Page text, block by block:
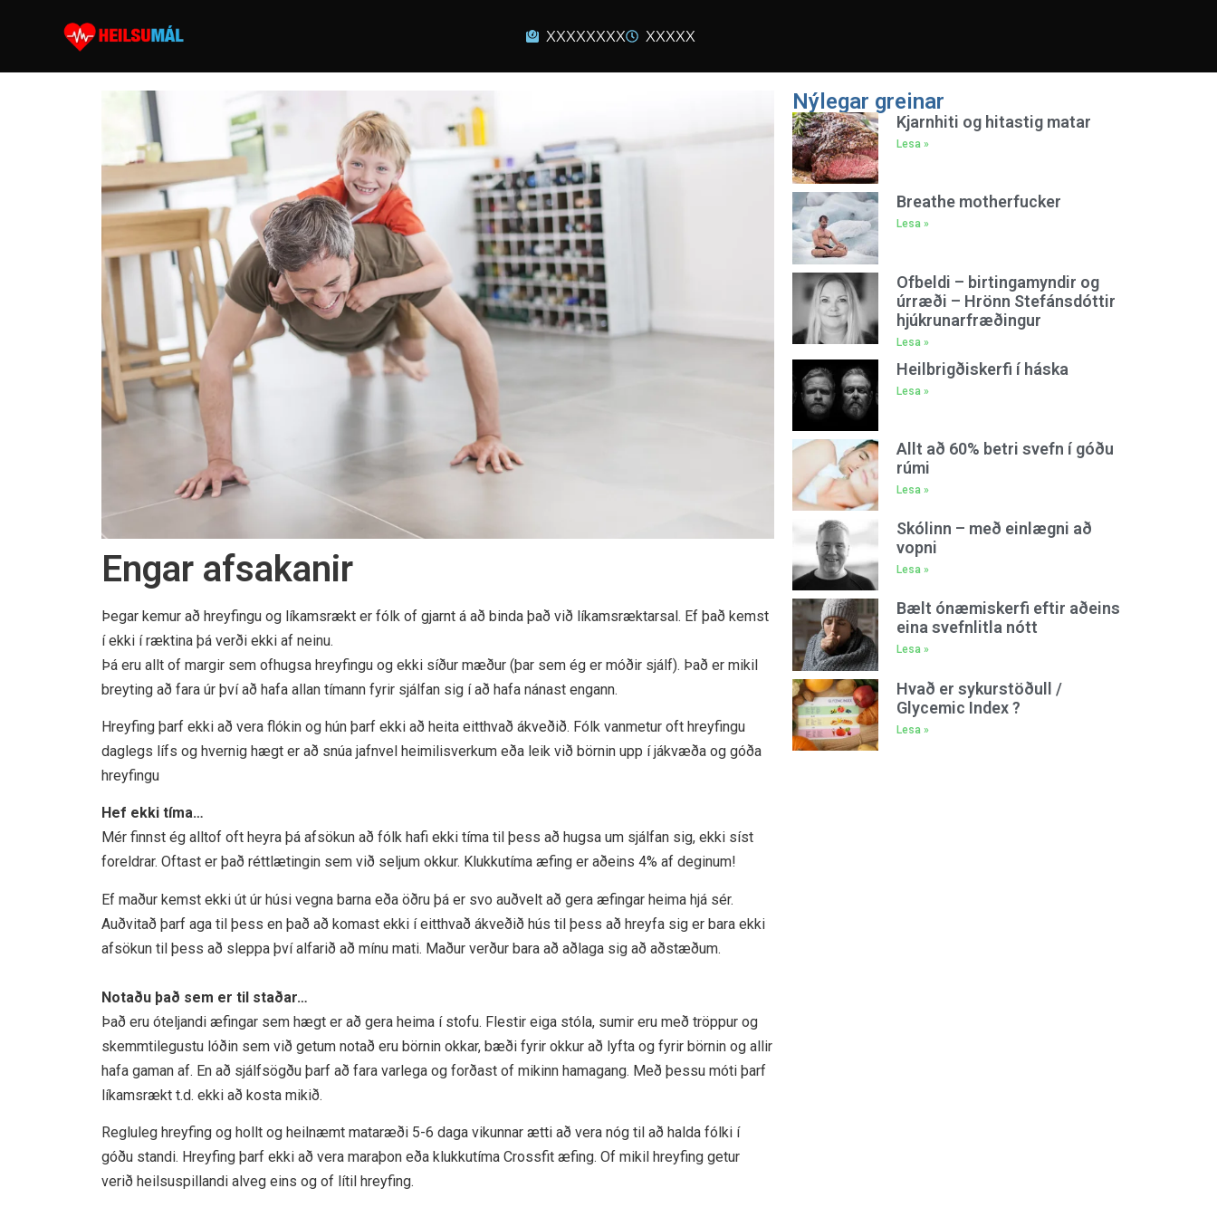
XXXXXXXX XXXXX
Engar afsakanir
Þegar kemur að hreyfingu og líkamsrækt er fólk of gjarnt á að binda það við líkamsræktarsal. Ef það kemst
í ekki í ræktina þá verði ekki af neinu.
Þá eru allt of margir sem ofhugsa hreyfingu og ekki síður mæður (þar sem ég er móðir sjálf). Það er mikil
breyting að fara úr því að hafa allan tímann fyrir sjálfan sig í að hafa nánast engann.
Hreyfing þarf ekki að vera flókin og hún þarf ekki að heita eitthvað ákveðið. Fólk vanmetur oft hreyfingu
daglegs lífs og hvernig hægt er að snúa jafnvel heimilisverkum eða leik við börnin upp í jákvæða og góða
hreyfingu
Hef ekki tíma…
Mér finnst ég alltof oft heyra þá afsökun að fólk hafi ekki tíma til þess að hugsa um sjálfan sig, ekki síst
foreldrar. Oftast er það réttlætingin sem við seljum okkur. Klukkutíma æfing er aðeins 4% af deginum!
Ef maður kemst ekki út úr húsi vegna barna eða öðru þá er svo auðvelt að gera æfingar heima hjá sér.
Auðvitað þarf aga til þess en það að komast ekki í eitthvað ákveðið hús til þess að hreyfa sig er bara ekki
afsökun til þess að sleppa því alfarið að mínu mati. Maður verður bara að aðlaga sig að aðstæðum.
Notaðu það sem er til staðar…
Það eru óteljandi æfingar sem hægt er að gera heima í stofu. Flestir eiga stóla, sumir eru með tröppur og
skemmtilegustu lóðin sem við getum notað eru börnin okkar, bæði fyrir okkur að lyfta og fyrir börnin og allir
hafa gaman af. En að sjálfsögðu þarf að fara varlega og forðast of mikinn hamagang. Með þessu móti þarf
líkamsrækt t.d. ekki að kosta mikið.
Regluleg hreyfing og hollt og heilnæmt mataræði 5-6 daga vikunnar ætti að vera nóg til að halda fólki í
góðu standi. Hreyfing þarf ekki að vera maraþon eða klukkutíma Crossfit æfing. Of mikil hreyfing getur
verið heilsuspillandi alveg eins og of lítil hreyfing.
Nýlegar greinar
Kjarnhiti og hitastig matar
Lesa »
Breathe motherfucker
Lesa »
Ofbeldi – birtingamyndir og
úrræði – Hrönn Stefánsdóttir
hjúkrunarfræðingur
Lesa »
Heilbrigðiskerfi í háska
Lesa »
Allt að 60% betri svefn í góðu
rúmi
Lesa »
Skólinn – með einlægni að
vopni
Lesa »
Bælt ónæmiskerfi eftir aðeins
eina svefnlitla nótt
Lesa »
Hvað er sykurstöðull /
Glycemic Index ?
Lesa »